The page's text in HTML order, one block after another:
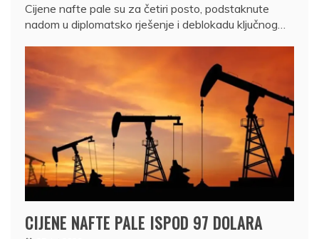
Cijene nafte pale su za četiri posto, podstaknute
nadom u diplomatsko rješenje i deblokadu ključnog…
CIJENE NAFTE PALE ISPOD 97 DOLARA